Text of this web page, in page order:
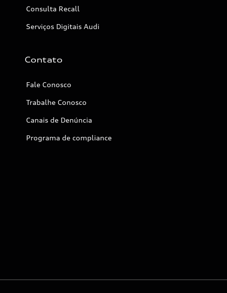
Consulta Recall
Serviços Digitais Audi
Contato
Fale Conosco
Trabalhe Conosco
Canais de Denúncia
Programa de compliance